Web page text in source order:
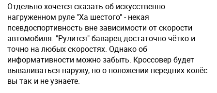
Отдельно хочется сказать об искусственно
нагруженном руле "Ха шестого" - некая
псевдоспортивность вне зависимости от скорости
автомобиля. "Рулится" баварец достаточно чётко и
точно на любых скоростях. Однако об
информативности можно забыть. Кроссовер будет
вываливаться наружу, но о положении передних колёс
вы так и не узнаете.